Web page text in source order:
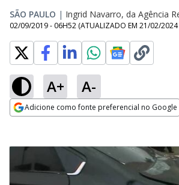
SÃO PAULO | Ingrid Navarro, da Agência
02/09/2019 - 06H52 (ATUALIZADO EM 21/02/
A+ A-
Adicione como fonte preferencial no Google